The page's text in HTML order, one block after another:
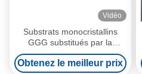
Vidéo
Substrats monocristallins
GGG substitués par la
croissance épitaxienne
Obtenez le meilleur prix